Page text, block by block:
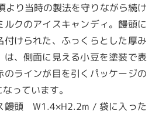
より当時の製法を守りながら続け
ルクのアイスキャンディ。饅頭に
けられた、ふっくらとした厚み
は、側面に見える小豆を塗装で表
ラインが目を引くパッケージの
っています。
饅頭 W1.4×H2.2m / 袋に入った